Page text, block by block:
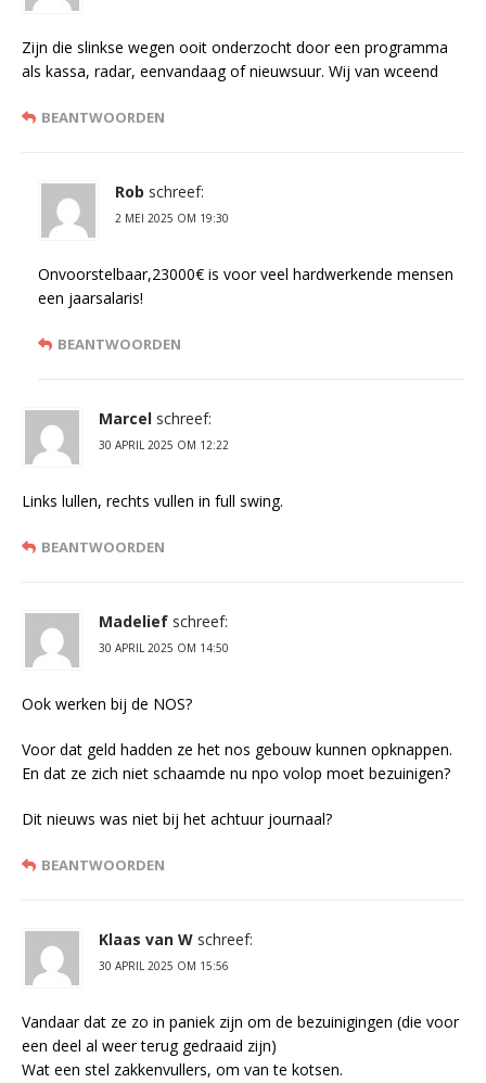
Zijn die slinkse wegen ooit onderzocht door een programma
als kassa, radar, eenvandaag of nieuwsuur. Wij van wceend
BEANTWOORDEN
Rob schreef:
2 MEI 2025 OM 19:30
Onvoorstelbaar,23000€ is voor veel hardwerkende mensen
een jaarsalaris!
BEANTWOORDEN
Marcel schreef:
30 APRIL 2025 OM 12:22
Links lullen, rechts vullen in full swing.
BEANTWOORDEN
Madelief schreef:
30 APRIL 2025 OM 14:50
Ook werken bij de NOS?
Voor dat geld hadden ze het nos gebouw kunnen opknappen.
En dat ze zich niet schaamde nu npo volop moet bezuinigen?
Dit nieuws was niet bij het achtuur journaal?
BEANTWOORDEN
Klaas van W schreef:
30 APRIL 2025 OM 15:56
Vandaar dat ze zo in paniek zijn om de bezuinigingen (die voor
een deel al weer terug gedraaid zijn)
Wat een stel zakkenvullers, om van te kotsen.